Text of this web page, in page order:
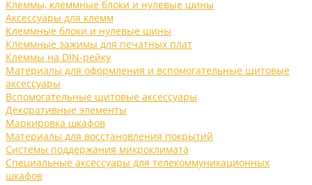
Клеммы, клеммные блоки и нулевые шины
Аксессуары для клемм
Клеммные блоки и нулевые шины
Клеммные зажимы для печатных плат
Клеммы на DIN-рейку
Материалы для оформления и вспомогательные щитовые
аксессуары
Вспомогательные щитовые аксессуары
Декоративные элементы
Маркировка шкафов
Материалы для восстановления покрытий
Системы поддержания микроклимата
Специальные аксессуары для телекоммуникационных
шкафов